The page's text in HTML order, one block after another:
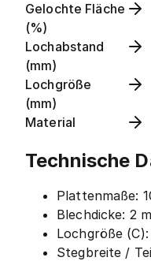
Gelochte Fläche
(%)
Lochabstand
(mm)
Lochgröße
(mm)
Material
Technische
Plattenmaße:
Blechdicke: 2
Lochgröße
Stegbreite /